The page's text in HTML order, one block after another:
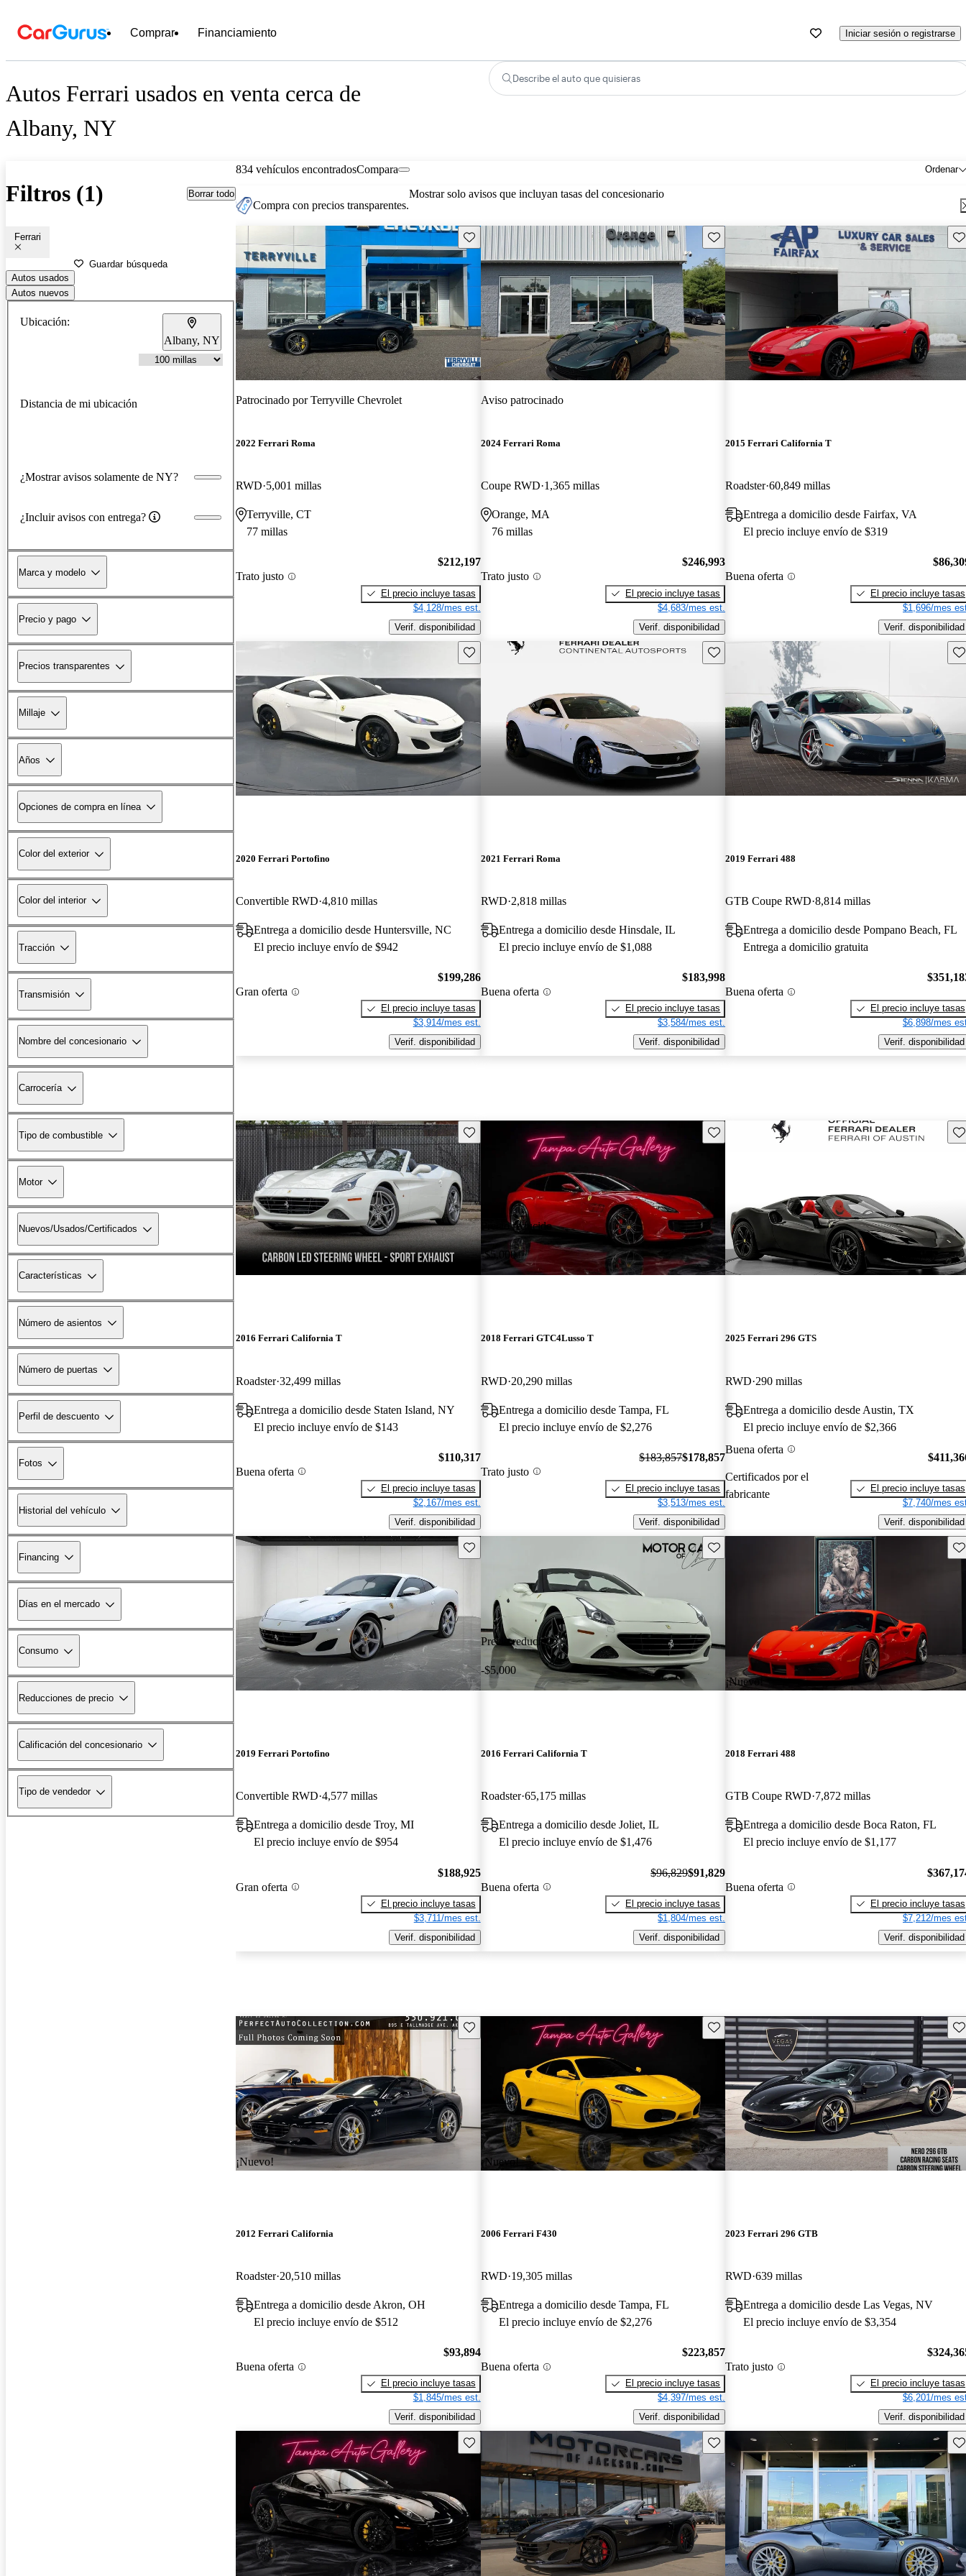
Comprar Financiamiento Iniciar sesión o registrarse
Autos Ferrari usados en venta cerca de
Albany, NY
Describe el auto que quisieras
Filtros (1) Borrar todo
Ferrari
Guardar búsqueda
Autos usados
Autos nuevos
Ubicación:
Albany, NY
Distancia de mi ubicación
¿Mostrar avisos solamente de NY?
¿Incluir avisos con entrega?
Marca y modelo
Precio y pago
Precios transparentes
Millaje
Años
Opciones de compra en línea
Color del exterior
Color del interior
Tracción
Transmisión
Nombre del concesionario
Carrocería
Tipo de combustible
Motor
Nuevos/Usados/Certificados
Características
Número de asientos
Número de puertas
Perfil de descuento
Fotos
Historial del vehículo
Financing
Días en el mercado
Consumo
Reducciones de precio
Calificación del concesionario
Tipo de vendedor
834 vehículos encontrados Ordenar
Compara
Compra con precios transparentes.
Mostrar solo avisos que incluyan tasas del concesionario
Guarda este Aviso
Patrocinado porTerryville Chevrolet
2022 Ferrari Roma
RWD 5,001 millas
Terryville, CT
77 millas
Trato justo
$212,197
El precio incluye tasas
$4,128/mes est.
Verif. disponibilidad
Guarda este Aviso
Aviso patrocinado
2024 Ferrari Roma
Coupe RWD 1,365 millas
Orange, MA
76 millas
Trato justo
$246,993
El precio incluye tasas
$4,683/mes est.
Verif. disponibilidad
2015 Ferrari California T
Roadster 60,849 millas
Entrega a domicilio desde Fairfax, VA
El precio incluye envío de $319
Buena oferta
El precio incluye tasas
$1,696/mes
Verif. disponibilidad
Guarda este Aviso
2020 Ferrari Portofino
Convertible RWD 4,810 millas
Entrega a domicilio desde Huntersville, NC
El precio incluye envío de $942
Gran oferta
$199,286
El precio incluye tasas
$3,914/mes est.
Verif. disponibilidad
Guarda este Aviso
2021 Ferrari Roma
RWD 2,818 millas
Entrega a domicilio desde Hinsdale, IL
El precio incluye envío de $1,088
Buena oferta
$183,998
El precio incluye tasas
$3,584/mes est.
Verif. disponibilidad
2019 Ferrari 488
GTB Coupe RWD 8,814 millas
Entrega a domicilio desde Pompano Beach, FL
Entrega a domicilio gratuita
Buena oferta
El precio incluye tasas
$6,898/mes
Verif. disponibilidad
Guarda este Aviso
2016 Ferrari California T
Roadster 32,499 millas
Entrega a domicilio desde Staten Island, NY
El precio incluye envío de $143
Buena oferta
$110,317
El precio incluye tasas
$2,167/mes est.
Verif. disponibilidad
Precio reducido
-$5,000
Guarda este Aviso
2018 Ferrari GTC4Lusso T
RWD 20,290 millas
Entrega a domicilio desde Tampa, FL
El precio incluye envío de $2,276
Trato justo
$183,857$178,857
El precio incluye tasas
$3,513/mes est.
Verif. disponibilidad
2025 Ferrari 296 GTS
RWD 290 millas
Entrega a domicilio desde Austin, TX
El precio incluye envío de $2,366
Buena oferta
Certificados por el
fabricante
El precio incluye tasas
$7,740/mes
Verif. disponibilidad
Guarda este Aviso
2019 Ferrari Portofino
Convertible RWD 4,577 millas
Entrega a domicilio desde Troy, MI
El precio incluye envío de $954
Gran oferta
$188,925
El precio incluye tasas
$3,711/mes est.
Verif. disponibilidad
Precio reducido
-$5,000
Guarda este Aviso
2016 Ferrari California T
Roadster 65,175 millas
Entrega a domicilio desde Joliet, IL
El precio incluye envío de $1,476
Buena oferta
$96,829$91,829
El precio incluye tasas
$1,804/mes est.
Verif. disponibilidad
¡Nuevo!
2018 Ferrari 488
GTB Coupe RWD 7,872 millas
Entrega a domicilio desde Boca Raton, FL
El precio incluye envío de $1,177
Buena oferta
El precio incluye tasas
$7,212/mes
Verif. disponibilidad
¡Nuevo!
Guarda este Aviso
2012 Ferrari California
Roadster 20,510 millas
Entrega a domicilio desde Akron, OH
El precio incluye envío de $512
Buena oferta
$93,894
El precio incluye tasas
$1,845/mes est.
Verif. disponibilidad
¡Nuevo!
Guarda este Aviso
2006 Ferrari F430
RWD 19,305 millas
Entrega a domicilio desde Tampa, FL
El precio incluye envío de $2,276
Buena oferta
$223,857
El precio incluye tasas
$4,397/mes est.
Verif. disponibilidad
2023 Ferrari 296 GTB
RWD 639 millas
Entrega a domicilio desde Las Vegas, NV
El precio incluye envío de $3,354
Trato justo
El precio incluye tasas
$6,201/mes
Verif. disponibilidad
Guarda este Aviso Guarda este Aviso